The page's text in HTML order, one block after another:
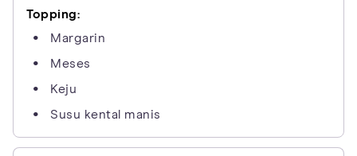
Topping:
Margarin
Meses
Keju
Susu kental manis